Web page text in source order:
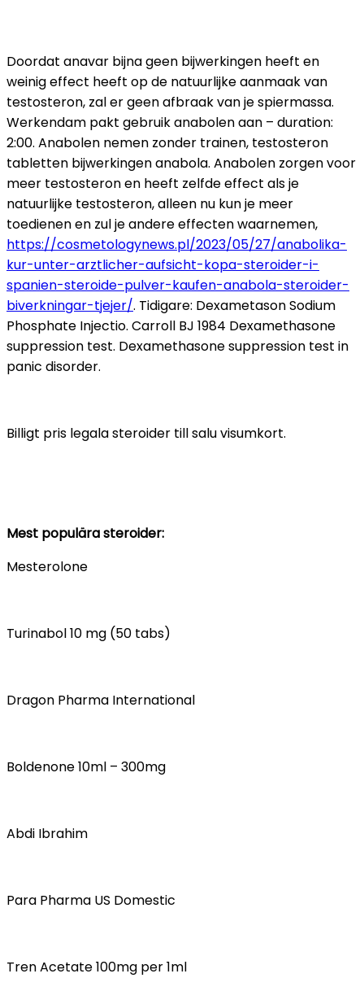
Doordat anavar bijna geen bijwerkingen heeft en
weinig effect heeft op de natuurlijke aanmaak van
testosteron, zal er geen afbraak van je spiermassa.
Werkendam pakt gebruik anabolen aan – duration:
2:00. Anabolen nemen zonder trainen, testosteron
tabletten bijwerkingen anabola. Anabolen zorgen voor
meer testosteron en heeft zelfde effect als je
natuurlijke testosteron, alleen nu kun je meer
toedienen en zul je andere effecten waarnemen,
https://cosmetologynews.pl/2023/05/27/anabolika-
kur-unter-arztlicher-aufsicht-kopa-steroider-i-
spanien-steroide-pulver-kaufen-anabola-steroider-
biverkningar-tjejer/. Tidigare: Dexametason Sodium
Phosphate Injectio. Carroll BJ 1984 Dexamethasone
suppression test. Dexamethasone suppression test in
panic disorder.
Billigt pris legala steroider till salu visumkort.
Mest populära steroider:
Mesterolone
Turinabol 10 mg (50 tabs)
Dragon Pharma International
Boldenone 10ml – 300mg
Abdi Ibrahim
Para Pharma US Domestic
Tren Acetate 100mg per 1ml